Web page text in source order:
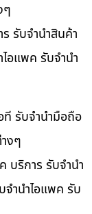
ๆ
รับจำนำสินค้า
อแพค รับจำนำ
ที รับจำนำมือถือ
งๆ
บริการ รับจำนำ
ำนำไอแพค รับ